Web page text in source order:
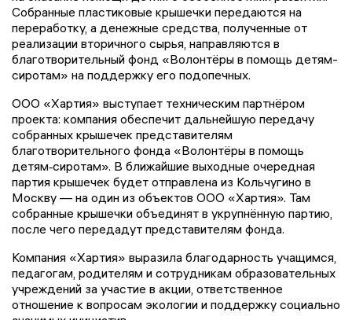
Собранные пластиковые крышечки передаются на
переработку, а денежные средства, полученные от
реализации вторичного сырья, направляются в
благотворительный фонд «Волонтёры в помощь детям-
сиротам» на поддержку его подопечных.
ООО «Хартия» выступает техническим партнёром
проекта: компания обеспечит дальнейшую передачу
собранных крышечек представителям
благотворительного фонда «Волонтёры в помощь
детям‑сиротам». В ближайшие выходные очередная
партия крышечек будет отправлена из Кольчугино в
Москву — на один из объектов ООО «Хартия». Там
собранные крышечки объединят в укрупнённую партию,
после чего передадут представителям фонда.
Компания «Хартия» выразила благодарность учащимся,
педагогам, родителям и сотрудникам образовательных
учреждений за участие в акции, ответственное
отношение к вопросам экологии и поддержку социально